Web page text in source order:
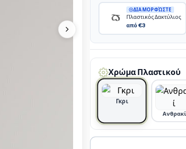
ΔΙΑΜΟΡΦΏΣΤΕ
Πλαστικός Δακτύλιος
από €3
Χρώμα Πλαστικού
Γκρι
Ανθρακί